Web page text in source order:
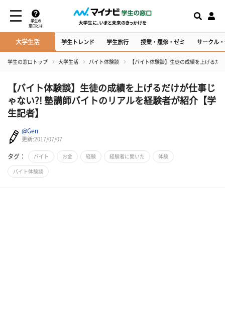
学生の
窓口とは
大学生活 学生トレンド 学生旅行 授業・履修・ゼミ サークル
学生の窓口トップ 大学生活 バイト体験談 【バイト体験談】生徒の成績を上げるだ
【バイト体験談】生徒の成績を上げるだけが仕事じ
ゃない?! 塾講師バイトのリアルを経験者が紹介【学
生記者】
@Gen
更新:2017/07/07
タグ： バイト お金 経験 経験者に聞いた 体験
バイト体験談